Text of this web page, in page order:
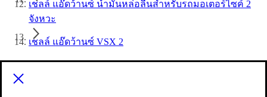
เชลล์ แอ๊ดว้านซ์ น้ำมันหล่อลื่นสำหรับรถมอเตอร์ไซค์ 2
จังหวะ
เชลล์ แอ๊ดว้านซ์ VSX 2
ต้องการให้เราช่วย?